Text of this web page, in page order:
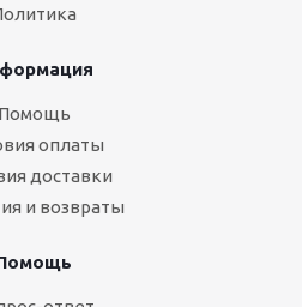
Помощь
оплаты
доставки
и возвраты